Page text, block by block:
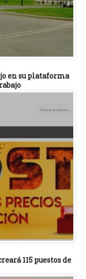
en su plataforma
115 puestos de